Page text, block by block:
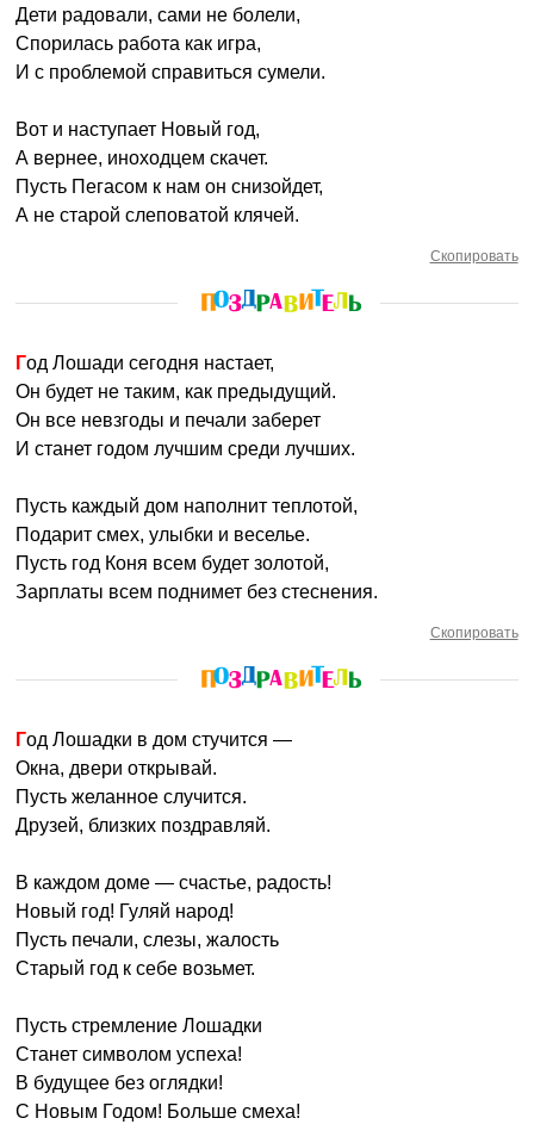
Дети радовали, сами не болели,
Спорилась работа как игра,
И с проблемой справиться сумели.
Вот и наступает Новый год,
А вернее, иноходцем скачет.
Пусть Пегасом к нам он снизойдет,
А не старой слеповатой клячей.
Скопировать
Год Лошади сегодня настает,
Он будет не таким, как предыдущий.
Он все невзгоды и печали заберет
И станет годом лучшим среди лучших.
Пусть каждый дом наполнит теплотой,
Подарит смех, улыбки и веселье.
Пусть год Коня всем будет золотой,
Зарплаты всем поднимет без стеснения.
Скопировать
Год Лошадки в дом стучится —
Окна, двери открывай.
Пусть желанное случится.
Друзей, близких поздравляй.
В каждом доме — счастье, радость!
Новый год! Гуляй народ!
Пусть печали, слезы, жалость
Старый год к себе возьмет.
Пусть стремление Лошадки
Станет символом успеха!
В будущее без оглядки!
С Новым Годом! Больше смеха!